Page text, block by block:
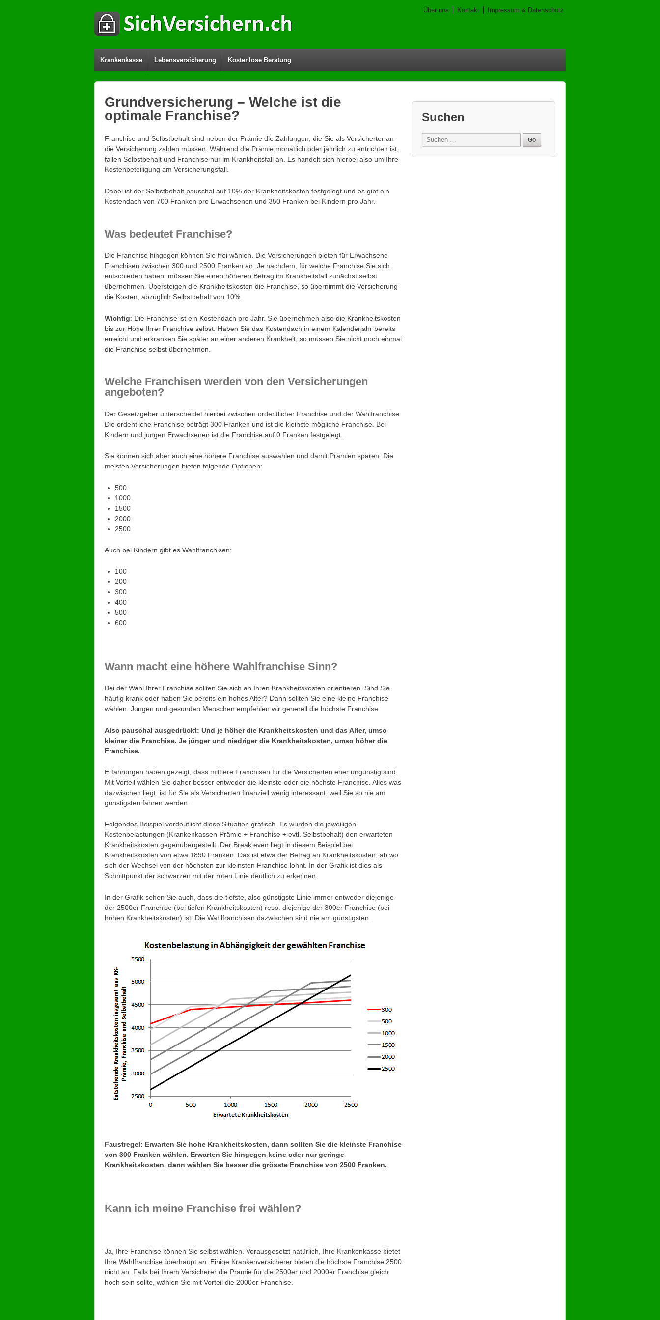
Über uns Kontakt Impressum & Datenschutz
Krankenkasse Lebensversicherung Kostenlose Beratung
Grundversicherung – Welche ist die
optimale Franchise?
Franchise und Selbstbehalt sind neben der Prämie die Zahlungen, die Sie als Versicherter an
die Versicherung zahlen müssen. Während die Prämie monatlich oder jährlich zu entrichten ist,
fallen Selbstbehalt und Franchise nur im Krankheitsfall an. Es handelt sich hierbei also um Ihre
Kostenbeteiligung am Versicherungsfall.
Dabei ist der Selbstbehalt pauschal auf 10% der Krankheitskosten festgelegt und es gibt ein
Kostendach von 700 Franken pro Erwachsenen und 350 Franken bei Kindern pro Jahr.
Was bedeutet Franchise?
Die Franchise hingegen können Sie frei wählen. Die Versicherungen bieten für Erwachsene
Franchisen zwischen 300 und 2500 Franken an. Je nachdem, für welche Franchise Sie sich
entschieden haben, müssen Sie einen höheren Betrag im Krankheitsfall zunächst selbst
übernehmen. Übersteigen die Krankheitskosten die Franchise, so übernimmt die Versicherung
die Kosten, abzüglich Selbstbehalt von 10%.
Wichtig: Die Franchise ist ein Kostendach pro Jahr. Sie übernehmen also die Krankheitskosten
bis zur Höhe Ihrer Franchise selbst. Haben Sie das Kostendach in einem Kalenderjahr bereits
erreicht und erkranken Sie später an einer anderen Krankheit, so müssen Sie nicht noch einmal
die Franchise selbst übernehmen.
Welche Franchisen werden von den Versicherungen
angeboten?
Der Gesetzgeber unterscheidet hierbei zwischen ordentlicher Franchise und der Wahlfranchise.
Die ordentliche Franchise beträgt 300 Franken und ist die kleinste mögliche Franchise. Bei
Kindern und jungen Erwachsenen ist die Franchise auf 0 Franken festgelegt.
Sie können sich aber auch eine höhere Franchise auswählen und damit Prämien sparen. Die
meisten Versicherungen bieten folgende Optionen:
500
1000
1500
2000
2500
Auch bei Kindern gibt es Wahlfranchisen:
100
200
300
400
500
600
Wann macht eine höhere Wahlfranchise Sinn?
Bei der Wahl Ihrer Franchise sollten Sie sich an Ihren Krankheitskosten orientieren. Sind Sie
häufig krank oder haben Sie bereits ein hohes Alter? Dann sollten Sie eine kleine Franchise
wählen. Jungen und gesunden Menschen empfehlen wir generell die höchste Franchise.
Also pauschal ausgedrückt: Und je höher die Krankheitskosten und das Alter, umso
kleiner die Franchise. Je jünger und niedriger die Krankheitskosten, umso höher die
Franchise.
Erfahrungen haben gezeigt, dass mittlere Franchisen für die Versicherten eher ungünstig sind.
Mit Vorteil wählen Sie daher besser entweder die kleinste oder die höchste Franchise. Alles was
dazwischen liegt, ist für Sie als Versicherten finanziell wenig interessant, weil Sie so nie am
günstigsten fahren werden.
Folgendes Beispiel verdeutlicht diese Situation grafisch. Es wurden die jeweiligen
Kostenbelastungen (Krankenkassen-Prämie + Franchise + evtl. Selbstbehalt) den erwarteten
Krankheitskosten gegenübergestellt. Der Break even liegt in diesem Beispiel bei
Krankheitskosten von etwa 1890 Franken. Das ist etwa der Betrag an Krankheitskosten, ab wo
sich der Wechsel von der höchsten zur kleinsten Franchise lohnt. In der Grafik ist dies als
Schnittpunkt der schwarzen mit der roten Linie deutlich zu erkennen.
In der Grafik sehen Sie auch, dass die tiefste, also günstigste Linie immer entweder diejenige
der 2500er Franchise (bei tiefen Krankheitskosten) resp. diejenige der 300er Franchise (bei
hohen Krankheitskosten) ist. Die Wahlfranchisen dazwischen sind nie am günstigsten.
Faustregel: Erwarten Sie hohe Krankheitskosten, dann sollten Sie die kleinste Franchise
von 300 Franken wählen. Erwarten Sie hingegen keine oder nur geringe
Krankheitskosten, dann wählen Sie besser die grösste Franchise von 2500 Franken.
Kann ich meine Franchise frei wählen?
Ja, Ihre Franchise können Sie selbst wählen. Vorausgesetzt natürlich, Ihre Krankenkasse bietet
Ihre Wahlfranchise überhaupt an. Einige Krankenversicherer bieten die höchste Franchise 2500
nicht an. Falls bei Ihrem Versicherer die Prämie für die 2500er und 2000er Franchise gleich
hoch sein sollte, wählen Sie mit Vorteil die 2000er Franchise.
Suchen